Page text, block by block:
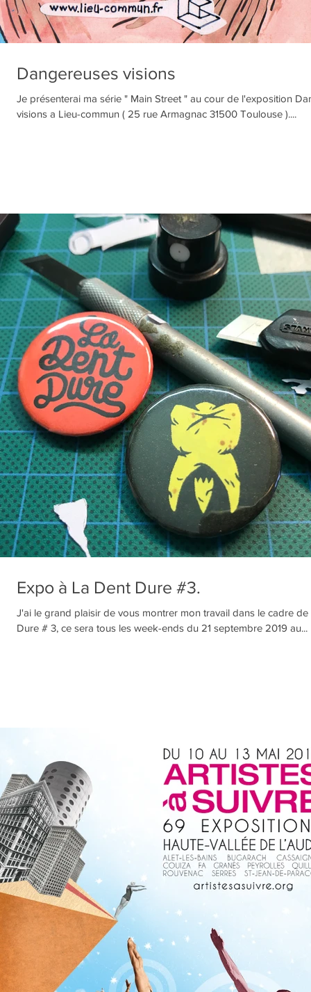
Dangereuses visions
Je présenterai ma série " Main Street " au cour de l'exposition
visions a Lieu-commun ( 25 rue Armagnac 31500 Toulouse )....
Expo à La Dent Dure #3.
J'ai le grand plaisir de vous montrer mon travail dans le cadre de
Dure # 3, ce sera tous les week-ends du 21 septembre 2019 au...